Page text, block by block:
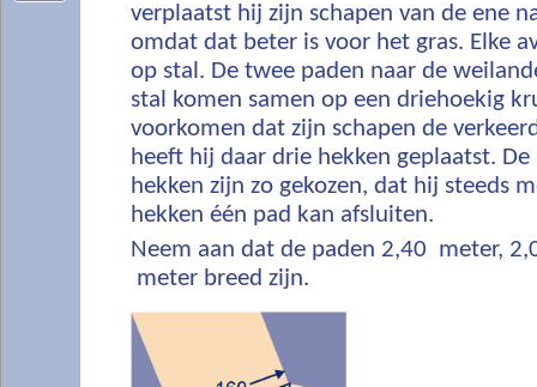
verplaatst hij zijn schapen van de ene
omdat dat beter is voor het gras. Elke
op stal. De twee paden naar de
stal komen samen op een driehoekig
voorkomen dat zijn schapen de
heeft hij daar drie hekken geplaatst.
hekken zijn zo gekozen, dat hij steeds
hekken één pad kan afsluiten.
Neem aan dat de paden 2,40 meter,
meter breed zijn.